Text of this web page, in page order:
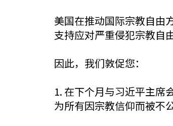
美国在推动国际宗教自由
支持应对严重侵犯宗教自
因此，我们敦促您：
1. 在下个月与习近平主席
为所有因宗教信仰而被不